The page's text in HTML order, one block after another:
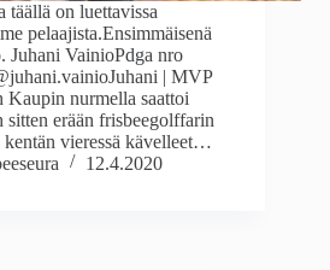
täällä on luettavissa
pelaajista.Ensimmäisenä
Juhani VainioPdga nro
| MVP
Kaupin nurmella saattoi
erään frisbeegolffarin
kentän vieressä kävelleet…
12.4.2020